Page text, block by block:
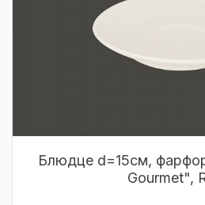
Блюдце d=15см,
Gourmet",